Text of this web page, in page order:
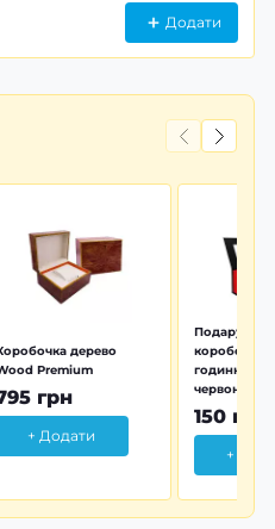
Додати
дерево
Premium
грн
+ Додати
коробочка
годинника
червона
150 грн
+